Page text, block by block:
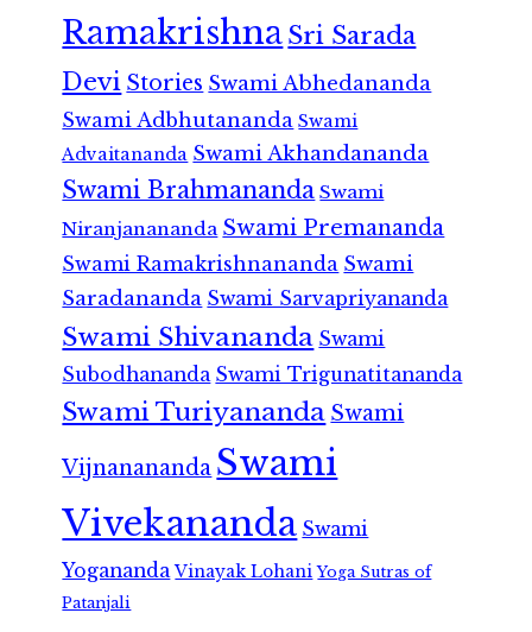
RamakrishnaSri Sarada
Devi Stories Swami Abhedananda
Swami Adbhutananda Swami
Advaitananda Swami Akhandananda
Swami Brahmananda Swami
Niranjanananda Swami Premananda
Swami Ramakrishnananda Swami
Saradananda Swami Sarvapriyananda
Swami Shivananda Swami
Subodhananda Swami Trigunatitananda
Swami Turiyananda Swami
Vijnanananda Swami
Vivekananda Swami
Yogananda Vinayak Lohani Yoga Sutras of
Patanjali